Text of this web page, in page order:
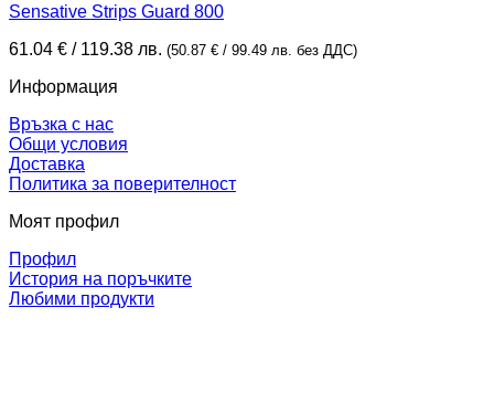
Sensative Strips Guard 800
61.04 € / 119.38 лв. (50.87 € / 99.49 лв. без ДДС)
Информация
Връзка с нас
Общи условия
Доставка
Политика за поверителност
Моят профил
Профил
История на поръчките
Любими продукти